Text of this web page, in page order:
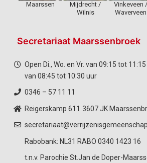
Maarssen
Mijdrecht /
Wilnis
Vinkeveen /
Waverveen
Secretariaat Maarssenbroek
Open Di., Wo. en Vr. van 09:15 tot 11:15
van 08:45 tot 10:30 uur
0346 – 57 11 11
Reigerskamp 611 3607 JK
Rabobank: NL31 RABO 0340 1423 16
t.n.v. Parochie St.Jan de Doper-